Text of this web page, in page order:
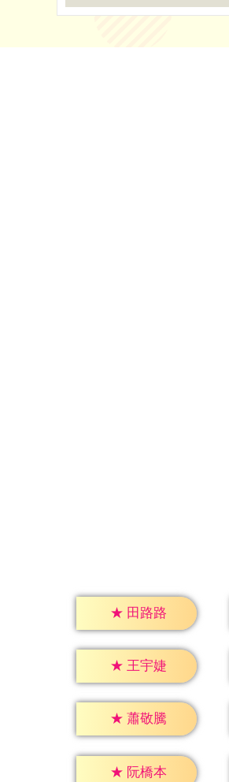
★ 田路路
★ 王宇婕
★ 蕭敬騰
★ 阮橋本